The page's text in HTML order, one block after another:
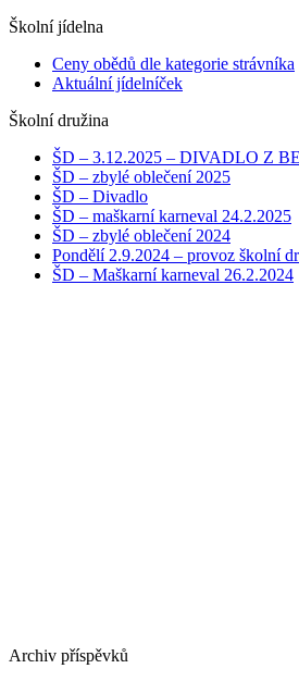
Školní jídelna
Ceny obědů dle kategorie strávníka
Aktuální jídelníček
Školní družina
ŠD – 3.12.2025 – DIVADLO Z
ŠD – zbylé oblečení 2025
ŠD – Divadlo
ŠD – maškarní karneval 24.2.2025
ŠD – zbylé oblečení 2024
Pondělí 2.9.2024 – provoz školní
ŠD – Maškarní karneval 26.2.2024
Archiv příspěvků